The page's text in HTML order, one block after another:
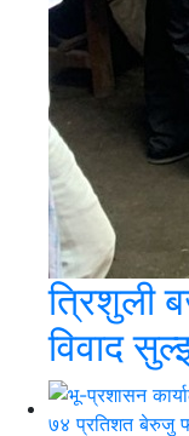
त्रिशुली
विवाद